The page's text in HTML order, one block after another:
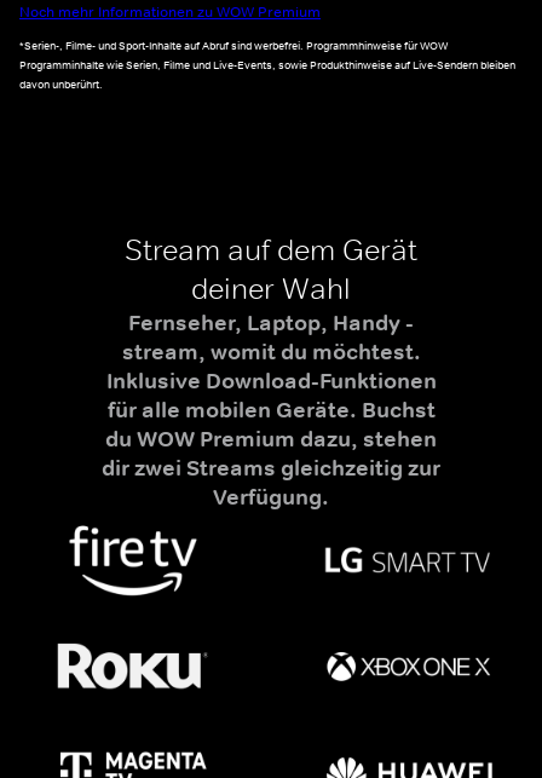
Noch mehr Informationen zu WOW Premium
*Serien-, Filme- und Sport-Inhalte auf Abruf sind werbefrei. Programmhinweise für WOW
Programminhalte wie Serien, Filme und Live-Events, sowie Produkthinweise auf Live-Sendern bleiben
davon unberührt.
Stream auf dem Gerät
deiner Wahl
Fernseher, Laptop, Handy -
stream, womit du möchtest.
Inklusive Download-Funktionen
für alle mobilen Geräte. Buchst
du WOW Premium dazu, stehen
dir zwei Streams gleichzeitig zur
Verfügung.